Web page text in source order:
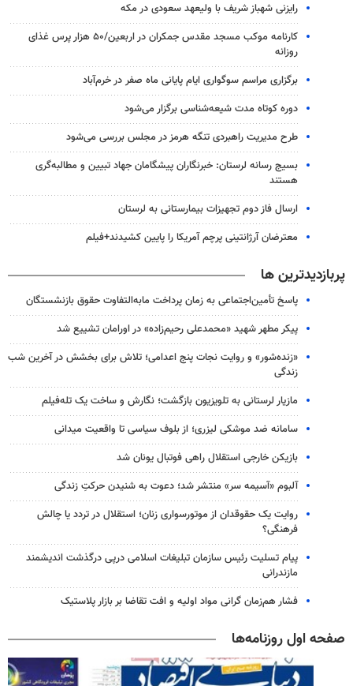
رایزنی شهباز شریف با ولیعهد سعودی در مکه
کارنامه موکب مسجد مقدس جمکران در اربعین/۵۰ هزار پرس غذای
روزانه
برگزاری مراسم سوگواری ایام پایانی ماه صفر در خرم‌آباد
دوره کوتاه مدت شیعه‌شناسی برگزار می‌شود
طرح مدیریت راهبردی تنگه هرمز در مجلس بررسی می‌شود
بسیج رسانه لرستان: خبرنگاران پیشگامان جهاد تبیین و مطالبه‌گری
هستند
ارسال فاز دوم تجهیزات بیمارستانی به لرستان
معترضان آرژانتینی پرچم آمریکا را پایین کشیدند+فیلم
پربازدیدترین ها
پاسخ تأمین‌اجتماعی به زمان پرداخت مابه‌التفاوت حقوق بازنشستگان
پیکر مطهر شهید «محمدعلی رحیم‌زاده» در اورامان تشییع شد
«زنده‌شور» و روایت نجات پنج اعدامی؛ تلاش برای بخشش در آخرین شب
زندگی
مازیار لرستانی به تلویزیون بازگشت؛ نگارش و ساخت یک تله‌فیلم
سامانه ضد موشکی لیزری؛ از بلوف سیاسی تا واقعیت میدانی
بازیکن خارجی استقلال راهی فوتبال یونان شد
آلبوم «آسیمه سر» منتشر شد؛ دعوت به شنیدن حرکتِ زندگی
روایت یک حقوقدان از موتورسواری زنان؛ استقلال در تردد یا چالش
فرهنگی؟
پیام تسلیت رئیس سازمان تبلیغات اسلامی درپی درگذشت اندیشمند
مازندرانی
فشار هم‌زمان گرانی مواد اولیه و افت تقاضا بر بازار پلاستیک
صفحه اول روزنامه‌ها